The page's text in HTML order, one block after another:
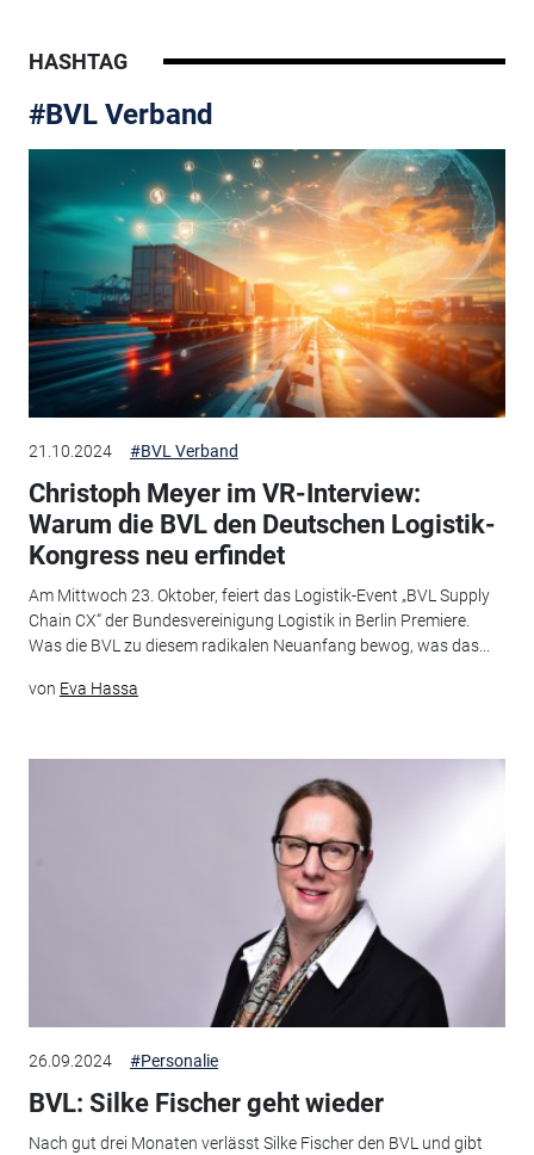
HASHTAG
#BVL Verband
21.10.2024 #BVL Verband
Christoph Meyer im VR-Interview:
Warum die BVL den Deutschen Logistik-
Kongress neu erfindet
Am Mittwoch 23. Oktober, feiert das Logistik-Event „BVL Supply
Chain CX“ der Bundesvereinigung Logistik in Berlin Premiere.
Was die BVL zu diesem radikalen Neuanfang bewog, was das...
von Eva Hassa
26.09.2024 #Personalie
BVL: Silke Fischer geht wieder
Nach gut drei Monaten verlässt Silke Fischer den BVL und gibt